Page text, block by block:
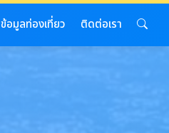
ข้อมูลท่องเที่ยว ติดต่อเรา